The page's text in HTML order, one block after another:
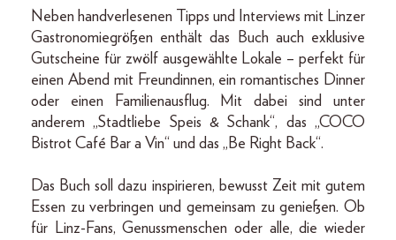
Neben handverlesenen Tipps und Interviews mit Linzer
Gastronomiegrößen enthält das Buch auch exklusive
Gutscheine für zwölf ausgewählte Lokale – perfekt für
einen Abend mit Freundinnen, ein romantisches Dinner
oder einen Familienausflug. Mit dabei sind unter
anderem „Stadtliebe Speis & Schank“, das „COCO
Bistrot Café Bar a Vin“ und das „Be Right Back“.
Das Buch soll dazu inspirieren, bewusst Zeit mit gutem
Essen zu verbringen und gemeinsam zu genießen. Ob
für Linz-Fans, Genussmenschen oder alle, die wieder